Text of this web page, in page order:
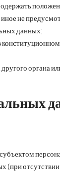
не
данных;
органа
(при